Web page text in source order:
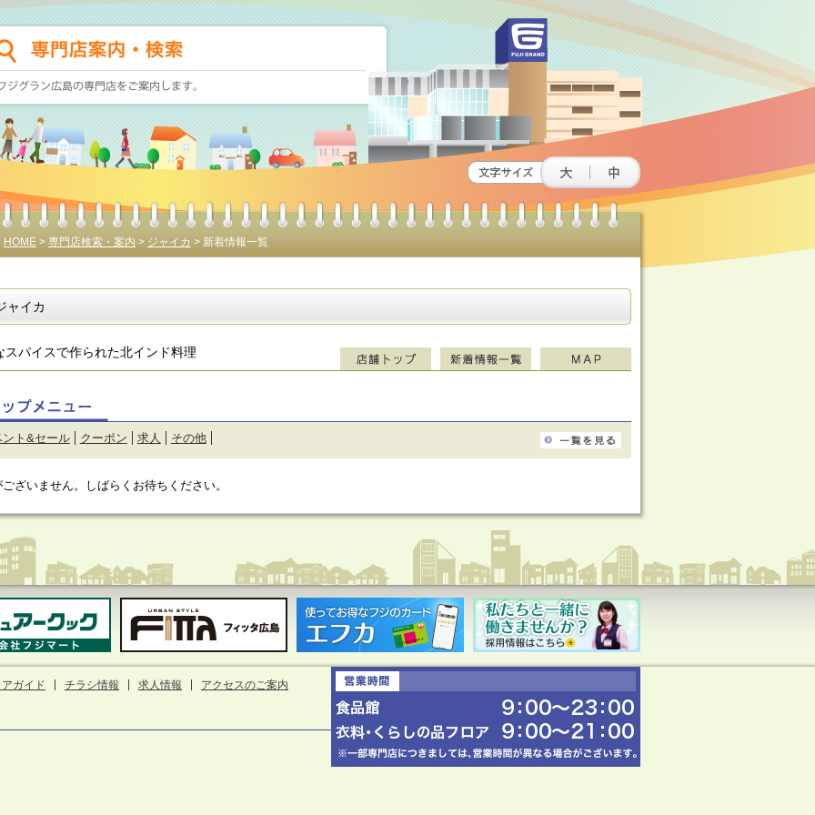
HOME > 専門店検索・案内 > ジャイカ > 新着情報一覧
ャイカ
スパイスで作られた北インド料理
ント&セール クーポン 求人 その他
ざいません。しばらくお待ちください。
ガイド チラシ情報 求人情報 アクセスのご案内